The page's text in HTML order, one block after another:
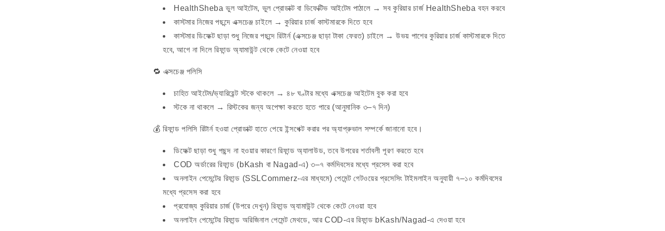
HealthSheba ভুল আইটেম, ভুল প্রোডাক্ট বা ডিফেক্টিভ আইটেম পাঠালে → সব কুরিয়ার চার্জ HealthSheba বহন করবে
কাস্টমার নিজের পছন্দে এক্সচেঞ্জ চাইলে → কুরিয়ার চার্জ কাস্টমারকে দিতে হবে
কাস্টমার ডিফেক্ট ছাড়া শুধু নিজের পছন্দে রিটার্ন (এক্সচেঞ্জ ছাড়া টাকা ফেরত) চাইলে → উভয় পাশের কুরিয়ার চার্জ কাস্টমারকে দিতে
হবে, আগে না দিলে রিফান্ড অ্যামাউন্ট থেকে কেটে নেওয়া হবে
🔁 এক্সচেঞ্জ পলিসি
চাহিত আইটেম/ভ্যারিয়েন্ট স্টকে থাকলে → ৪৮ ঘণ্টার মধ্যে এক্সচেঞ্জ আইটেম বুক করা হবে
স্টকে না থাকলে → রিস্টকের জন্য অপেক্ষা করতে হতে পারে (আনুমানিক ৩–৭ দিন)
💰 রিফান্ড পলিসি রিটার্ন হওয়া প্রোডাক্ট হাতে পেয়ে ইন্সপেক্ট করার পর অ্যাপ্রুভাল সম্পর্কে জানানো হবে।
ডিফেক্ট ছাড়া শুধু পছন্দ না হওয়ার কারণে রিফান্ড অ্যালাউড, তবে উপরের শর্তাবলী পূরণ করতে হবে
COD অর্ডারের রিফান্ড (bKash বা Nagad-এ) ৩–৭ কর্মদিবসের মধ্যে প্রসেস করা হবে
অনলাইন পেমেন্টের রিফান্ড (SSLCommerz-এর মাধ্যমে) পেমেন্ট গেটওয়ের প্রসেসিং টাইমলাইন অনুযায়ী ৭–১০ কর্মদিবসের
মধ্যে প্রসেস করা হবে
প্রযোজ্য কুরিয়ার চার্জ (উপরে দেখুন) রিফান্ড অ্যামাউন্ট থেকে কেটে নেওয়া হবে
অনলাইন পেমেন্টের রিফান্ড অরিজিনাল পেমেন্ট মেথডে, আর COD-এর রিফান্ড bKash/Nagad-এ দেওয়া হবে